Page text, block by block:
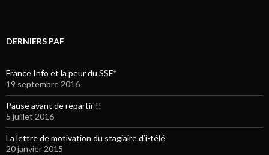
DERNIERS PAF
France Info et la peur du SSF*
19 septembre 2016
Pause avant de repartir !!
5 juillet 2016
La lettre de motivation du stagiaire d’i-télé
20 janvier 2015